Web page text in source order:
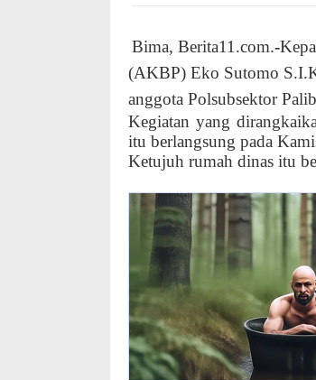
Bima, Berita11.com.-
(AKBP) Eko Sutomo
anggota Polsubsektor
Kegiatan yang
itu berlangsung pada
Ketujuh rumah dinas itu